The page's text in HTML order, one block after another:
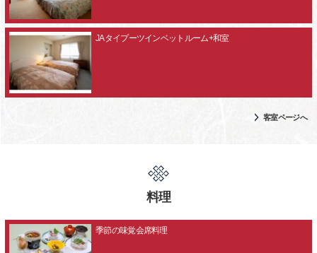
JAタイプーツインベットルーム+和室
客室ページへ
料理
季節の味覚会席料理